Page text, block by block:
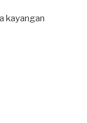
kayangan